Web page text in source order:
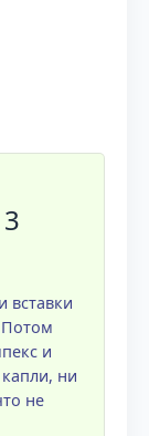
вставки
и
ни
не